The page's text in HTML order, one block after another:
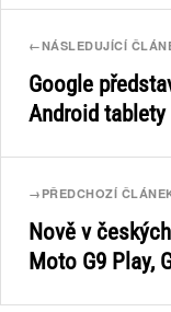
←NÁSLEDUJÍCÍ
Google
Android tablety
→ PŘEDCHOZÍ
Nově v
Moto G9 Play,